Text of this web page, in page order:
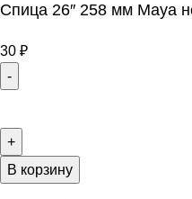
Спица 26″ 258 мм Maya
30 ₽
В корзину